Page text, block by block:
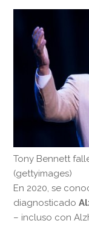
Tony Bennett
(gettyimages)
En 2020, se
diagnosticado
– incluso con